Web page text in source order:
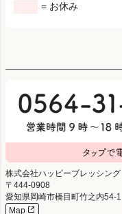
= お休み
株式会社ハッピーブレッシング
444-0908
愛知県岡崎市橋目町竹之内54-1
Map